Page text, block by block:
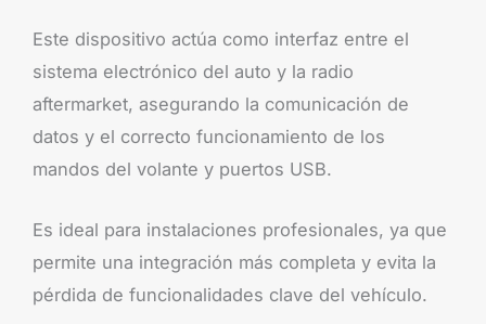
Este dispositivo actúa como interfaz entre el
sistema electrónico del auto y la radio
aftermarket, asegurando la comunicación de
datos y el correcto funcionamiento de los
mandos del volante y puertos USB.
Es ideal para instalaciones profesionales, ya que
permite una integración más completa y evita la
pérdida de funcionalidades clave del vehículo.